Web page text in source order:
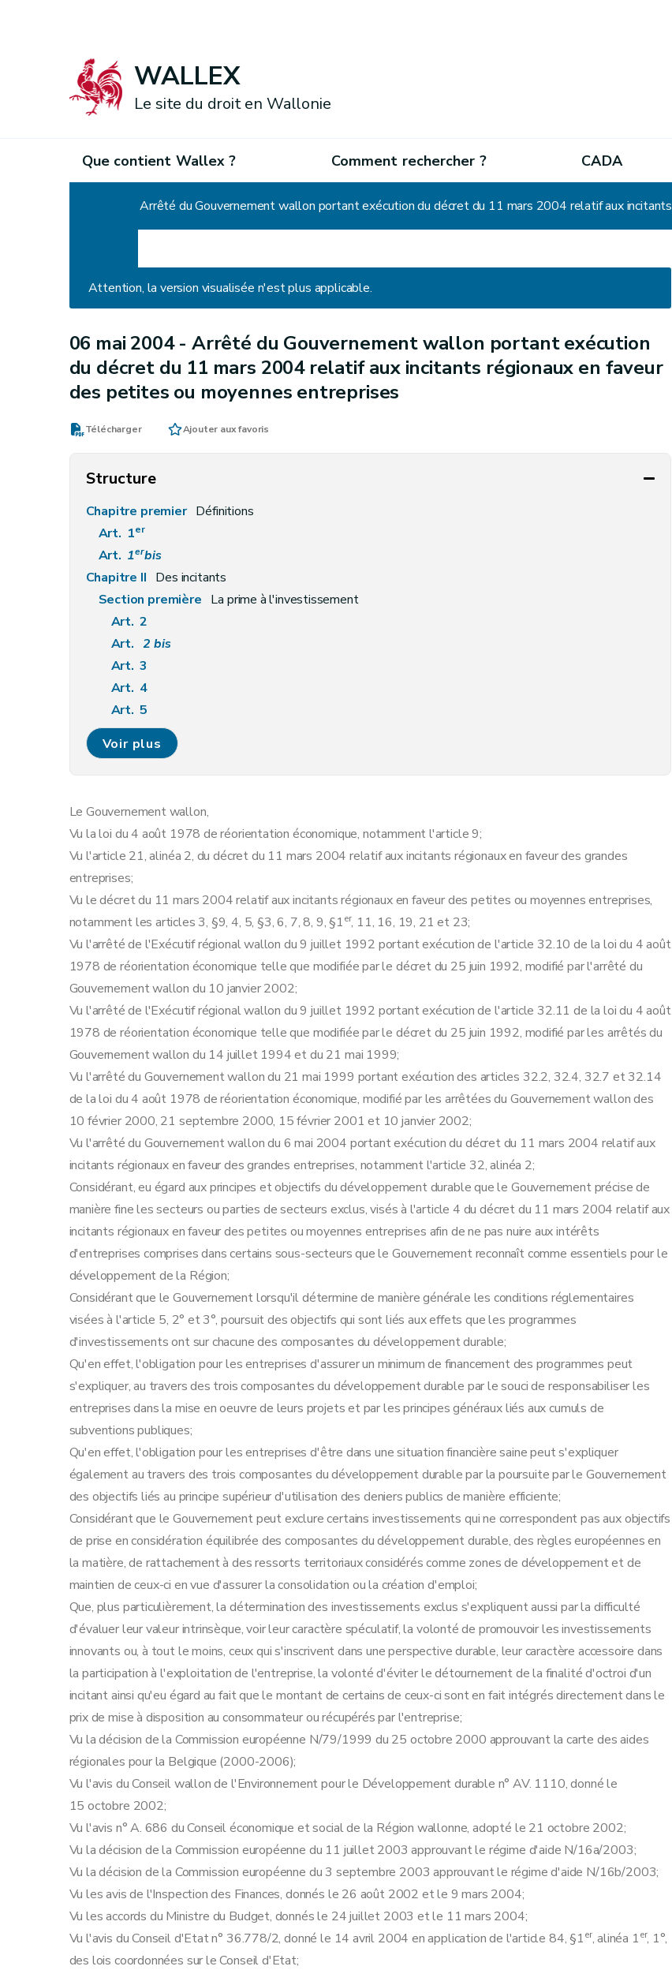
WALLEX
Le site du droit en Wallonie
Que contient Wallex ? Comment rechercher ? CADA
Attention, la version visualisée n'est plus applicable.
06 mai 2004 - Arrêté du Gouvernement wallon portant exécution
du décret du 11 mars 2004 relatif aux incitants régionaux en faveur
des petites ou moyennes entreprises
Télécharger Ajouter aux favoris
Structure
Chapitre premier Définitions
Art. 1er
Art. 1erbis
Chapitre II Des incitants
Section première La prime à l'investissement
Art. 2
Art. 2 bis
Art. 3
Art. 4
Art. 5
Art. 6
Art. 7
Art. 10
Art. 10bis
Art. 11
Art. 12
Art. 13
Art. 14
Art. 15
Art.15bis
Art.15ter
Art. 16
Art. 17
Art.17bis
Art.17ter
Art. 18
Art. 19
Section 2 La prime à l'emploi
Art. 20
Art. 21
Art. 22
Art. 23
Art. 24
Art. 25
Art. 26
Art.26bis
Section 3 La prime à la qualité
Art. 27
Art. 28
Art. 29
Art. 30
Art. 31
Art. 32
Art. 33
Section 4 La prime aux services de conseil
Art. 34
Art. 35
Art. 36
Art. 37
Art. 38
Art. 39
Art.39bis
Art.39ter
Art.39quater
Art.39 quinquies
Section 5
L'exonération du précompte immobilier
Art. 40
Art. 41
Art. 42
Chapitre III
Dispositions abrogatoires, transitoires et finales
Art. 43
Art. 44
Art. 45
Art. 46
Voir plus
Le Gouvernement wallon,
Vu la loi du 4 août 1978 de réorientation économique, notamment l'article 9;
Vu l'article 21, alinéa 2, du décret du 11 mars 2004 relatif aux incitants régionaux en faveur des grandes
entreprises;
Vu le décret du 11 mars 2004 relatif aux incitants régionaux en faveur des petites ou moyennes entreprises,
notamment les articles 3, §9, 4, 5, §3, 6, 7, 8, 9, §1er, 11, 16, 19, 21 et 23;
Vu l'arrêté de l'Exécutif régional wallon du 9 juillet 1992 portant exécution de l'article 32.10 de la loi du 4 août
1978 de réorientation économique telle que modifiée par le décret du 25 juin 1992, modifié par l'arrêté du
Gouvernement wallon du 10 janvier 2002;
Vu l'arrêté de l'Exécutif régional wallon du 9 juillet 1992 portant exécution de l'article 32.11 de la loi du 4 août
1978 de réorientation économique telle que modifiée par le décret du 25 juin 1992, modifié par les arrêtés du
Gouvernement wallon du 14 juillet 1994 et du 21 mai 1999;
Vu l'arrêté du Gouvernement wallon du 21 mai 1999 portant exécution des articles 32.2, 32.4, 32.7 et 32.14
de la loi du 4 août 1978 de réorientation économique, modifié par les arrêtées du Gouvernement wallon des
10 février 2000, 21 septembre 2000, 15 février 2001 et 10 janvier 2002;
Vu l'arrêté du Gouvernement wallon du 6 mai 2004 portant exécution du décret du 11 mars 2004 relatif aux
incitants régionaux en faveur des grandes entreprises, notamment l'article 32, alinéa 2;
Considérant, eu égard aux principes et objectifs du développement durable que le Gouvernement précise de
manière fine les secteurs ou parties de secteurs exclus, visés à l'article 4 du décret du 11 mars 2004 relatif aux
incitants régionaux en faveur des petites ou moyennes entreprises afin de ne pas nuire aux intérêts
d'entreprises comprises dans certains sous-secteurs que le Gouvernement reconnaît comme essentiels pour le
développement de la Région;
Considérant que le Gouvernement lorsqu'il détermine de manière générale les conditions réglementaires
visées à l'article 5, 2° et 3°, poursuit des objectifs qui sont liés aux effets que les programmes
d'investissements ont sur chacune des composantes du développement durable;
Qu'en effet, l'obligation pour les entreprises d'assurer un minimum de financement des programmes peut
s'expliquer, au travers des trois composantes du développement durable par le souci de responsabiliser les
entreprises dans la mise en oeuvre de leurs projets et par les principes généraux liés aux cumuls de
subventions publiques;
Qu'en effet, l'obligation pour les entreprises d'être dans une situation financière saine peut s'expliquer
également au travers des trois composantes du développement durable par la poursuite par le Gouvernement
des objectifs liés au principe supérieur d'utilisation des deniers publics de manière efficiente;
Considérant que le Gouvernement peut exclure certains investissements qui ne correspondent pas aux objectifs
de prise en considération équilibrée des composantes du développement durable, des règles européennes en
la matière, de rattachement à des ressorts territoriaux considérés comme zones de développement et de
maintien de ceux-ci en vue d'assurer la consolidation ou la création d'emploi;
Que, plus particulièrement, la détermination des investissements exclus s'expliquent aussi par la difficulté
d'évaluer leur valeur intrinsèque, voir leur caractère spéculatif, la volonté de promouvoir les investissements
innovants ou, à tout le moins, ceux qui s'inscrivent dans une perspective durable, leur caractère accessoire dans
la participation à l'exploitation de l'entreprise, la volonté d'éviter le détournement de la finalité d'octroi d'un
incitant ainsi qu'eu égard au fait que le montant de certains de ceux-ci sont en fait intégrés directement dans le
prix de mise à disposition au consommateur ou récupérés par l'entreprise;
Vu la décision de la Commission européenne N/79/1999 du 25 octobre 2000 approuvant la carte des aides
régionales pour la Belgique (2000-2006);
Vu l'avis du Conseil wallon de l'Environnement pour le Développement durable n° AV. 1110, donné le
15 octobre 2002;
Vu l'avis n° A. 686 du Conseil économique et social de la Région wallonne, adopté le 21 octobre 2002;
Vu la décision de la Commission européenne du 11 juillet 2003 approuvant le régime d'aide N/16a/2003;
Vu la décision de la Commission européenne du 3 septembre 2003 approuvant le régime d'aide N/16b/2003;
Vu les avis de l'Inspection des Finances, donnés le 26 août 2002 et le 9 mars 2004;
Vu les accords du Ministre du Budget, donnés le 24 juillet 2003 et le 11 mars 2004;
Vu l'avis du Conseil d'Etat n° 36.778/2, donné le 14 avril 2004 en application de l'article 84, §1er, alinéa 1er, 1°,
des lois coordonnées sur le Conseil d'Etat;